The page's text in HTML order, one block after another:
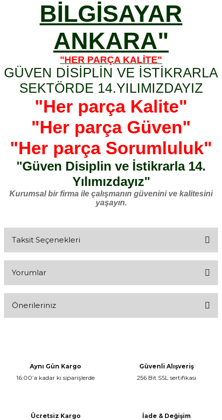
BİLGİSAYAR
ANKARA"
"HER PARÇA KALİTE"
GÜVEN DİSİPLİN VE İSTİKRARLA
SEKTÖRDE 14.YILIMIZDAYIZ
"Her parça Kalite"
"Her parça Güven"
"Her parça Sorumluluk"
"Güven Disiplin ve İstikrarla 14.
Yılımızdayız"
Kurumsal bir firma ile çalışmanın güvenini ve kalitesini
yaşayın.
Taksit Seçenekleri
Yorumlar
Önerileriniz
Ürün resmi kalitesiz, bozuk veya görüntülenemiyor.
Aynı Gün Kargo
16:00’a kadar ki siparişlerde
Güvenli Alışveriş
256 Bit SSL sertifikası
Ücretsiz Kargo
İade & Değişim